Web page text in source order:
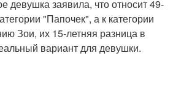
девушка заявила, что относит 49-
"Папочек", а к категории
Зои, их 15-летняя разница в
вариант для девушки.